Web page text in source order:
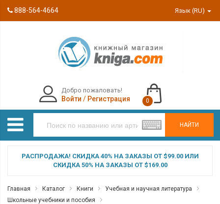
888-564-4664 Язык (RU)
НАЙТИ
Добро пожаловать!
Войти / Регистрация 0
РАСПРОДАЖА! СКИДКА 40% НА ЗАКАЗЫ ОТ $99.00 ИЛИ
СКИДКА 50% НА ЗАКАЗЫ ОТ $169.00
Главная Каталог Книги
Учебная и научная литература
Школьные учебники и пособия